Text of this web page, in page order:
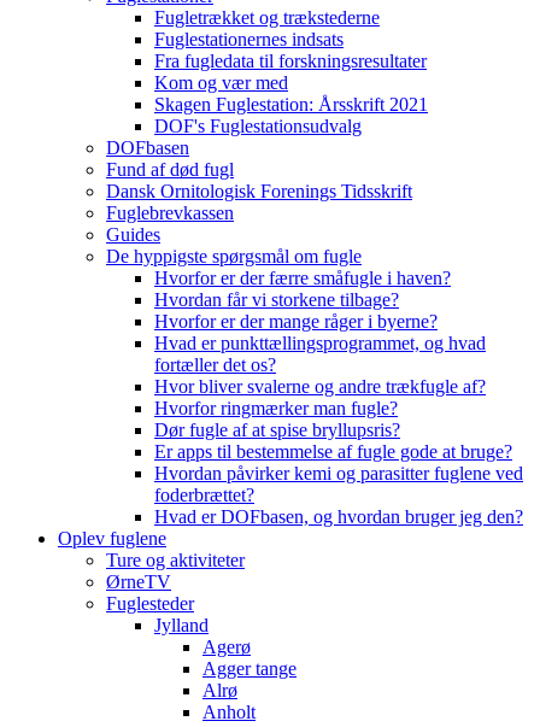
Fugletrækket og trækstederne
Fuglestationernes indsats
Fra fugledata til forskningsresultater
Kom og vær med
Skagen Fuglestation: Årsskrift 2021
DOF's Fuglestationsudvalg
DOFbasen
Fund af død fugl
Dansk Ornitologisk Forenings Tidsskrift
Fuglebrevkassen
Guides
De hyppigste spørgsmål om fugle
Hvorfor er der færre småfugle i haven?
Hvordan får vi storkene tilbage?
Hvorfor er der mange råger i byerne?
Hvad er punkttællingsprogrammet, og hvad
fortæller det os?
Hvor bliver svalerne og andre trækfugle af?
Hvorfor ringmærker man fugle?
Dør fugle af at spise bryllupsris?
Er apps til bestemmelse af fugle gode at bruge?
Hvordan påvirker kemi og parasitter fuglene ved
foderbrættet?
Hvad er DOFbasen, og hvordan bruger jeg den?
Oplev fuglene
Ture og aktiviteter
ØrneTV
Fuglesteder
Jylland
Agerø
Agger tange
Alrø
Anholt